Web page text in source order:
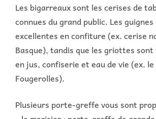
Les bigarreaux sont les cerises de
connues du grand public. Les
excellentes en confiture (ex. cerise
Basque), tandis que les griottes
en jus, confiserie et eau de vie (ex.
Fougerolles).
Plusieurs porte-greffe vous sont